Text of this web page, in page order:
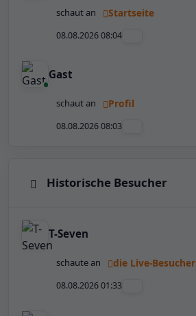
schaut an Startseite
08.08.2026 08:04
Gast
schaut an Profil
08.08.2026 08:03
Historische Besucher
T-Seven
schaute an die Live-Besucher
08.08.2026 01:33